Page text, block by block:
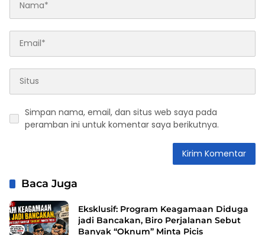
Simpan nama, email, dan situs web saya pada
peramban ini untuk komentar saya berikutnya.
Baca Juga
Eksklusif: Program Keagamaan Diduga
jadi Bancakan, Biro Perjalanan Sebut
Banyak “Oknum” Minta Picis